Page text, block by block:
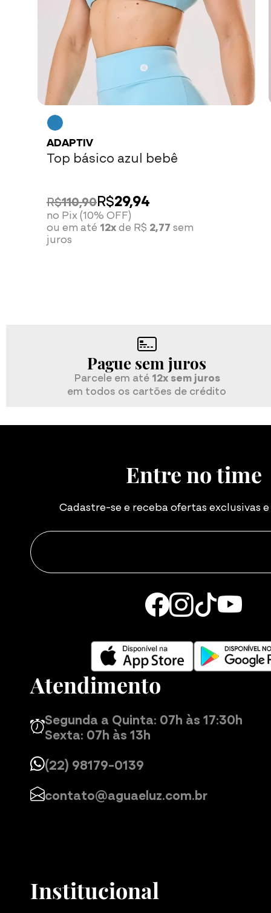
ADAPTIV
Top básico azul bebê
R$110,90R$29,94
no Pix (10% OFF)
ou em até 12xde R$ 2,77 sem
juros
Pague sem juros
Parcele em até 12x sem juros
em todos os cartões de crédito
Entre no time
Cadastre-se e receba ofertas exclusivas
Atendimento
Segunda a Quinta: 07h às 17:30h
Sexta: 07h às 13h
(22) 98179-0139
contato@aguaeluz.com.br
Institucional